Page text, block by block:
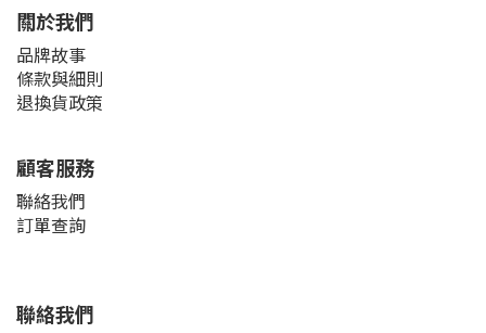
關於我們
品牌故事
條款與細則
退換貨政策
顧客服務
聯絡我們
訂單查詢
聯絡我們